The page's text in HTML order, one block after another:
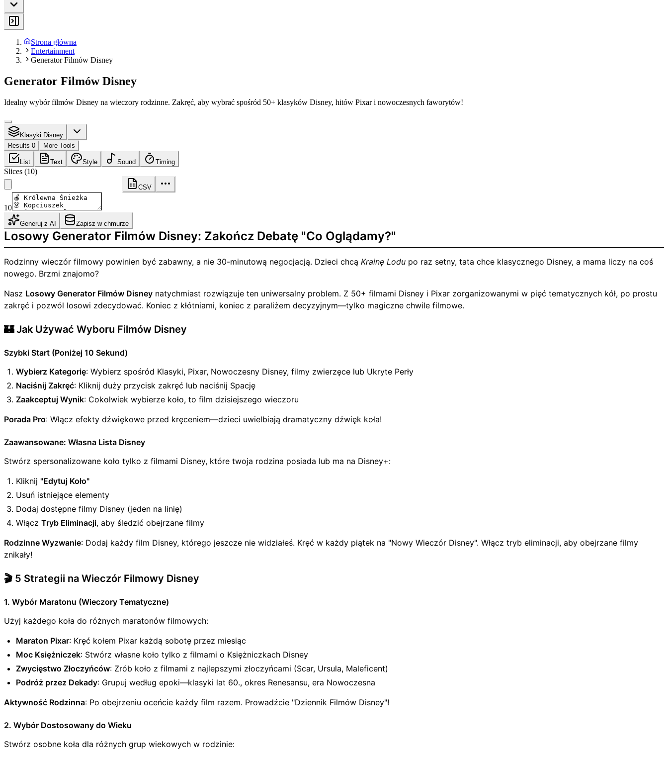
Strona główna
Entertainment
Generator Filmów Disney
Generator Filmów Disney
Idealny wybór filmów Disney na wieczory rodzinne. Zakręć, aby wybrać spośród 50+ klasyków Disney, hitów Pixar i nowoczesnych faworytów!
Klasyki Disney
Results 0
More Tools
List Text Style Sound Timing
Slices (10)
CSV
10
Generuj z AI Zapisz w chmurze
Losowy Generator Filmów Disney: Zakończ Debatę "Co Oglądamy?"
Rodzinny wieczór filmowy powinien być zabawny, a nie 30-minutową negocjacją. Dzieci chcą Krainę Lodu po raz setny, tata chce klasycznego Disney, a mama liczy na coś
nowego. Brzmi znajomo?
Nasz Losowy Generator Filmów Disney natychmiast rozwiązuje ten uniwersalny problem. Z 50+ filmami Disney i Pixar zorganizowanymi w pięć tematycznych kół, po prostu
zakręć i pozwól losowi zdecydować. Koniec z kłótniami, koniec z paraliżem decyzyjnym—tylko magiczne chwile filmowe.
🏰 Jak Używać Wyboru Filmów Disney
Szybki Start (Poniżej 10 Sekund)
Wybierz Kategorię: Wybierz spośród Klasyki, Pixar, Nowoczesny Disney, filmy zwierzęce lub Ukryte Perły
Naciśnij Zakręć: Kliknij duży przycisk zakręć lub naciśnij Spację
Zaakceptuj Wynik: Cokolwiek wybierze koło, to film dzisiejszego wieczoru
Porada Pro: Włącz efekty dźwiękowe przed kręceniem—dzieci uwielbiają dramatyczny dźwięk koła!
Zaawansowane: Własna Lista Disney
Stwórz spersonalizowane koło tylko z filmami Disney, które twoja rodzina posiada lub ma na Disney+:
Kliknij "Edytuj Koło"
Usuń istniejące elementy
Dodaj dostępne filmy Disney (jeden na linię)
Włącz Tryb Eliminacji, aby śledzić obejrzane filmy
Rodzinne Wyzwanie: Dodaj każdy film Disney, którego jeszcze nie widziałeś. Kręć w każdy piątek na "Nowy Wieczór Disney". Włącz tryb eliminacji, aby obejrzane filmy
znikały!
🎬 5 Strategii na Wieczór Filmowy Disney
1. Wybór Maratonu (Wieczory Tematyczne)
Użyj każdego koła do różnych maratonów filmowych:
Maraton Pixar: Kręć kołem Pixar każdą sobotę przez miesiąc
Moc Księżniczek: Stwórz własne koło tylko z filmami o Księżniczkach Disney
Zwycięstwo Złoczyńców: Zrób koło z filmami z najlepszymi złoczyńcami (Scar, Ursula, Maleficent)
Podróż przez Dekady: Grupuj według epoki—klasyki lat 60., okres Renesansu, era Nowoczesna
Aktywność Rodzinna: Po obejrzeniu oceńcie każdy film razem. Prowadźcie "Dziennik Filmów Disney"!
2. Wybór Dostosowany do Wieku
Stwórz osobne koła dla różnych grup wiekowych w rodzinie: